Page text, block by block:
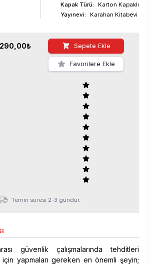
Kapak Türü:
Karton Kapaklı
Yayınevi:
Karahan Kitabevi
290,00₺ Sepete Ekle
Favorilere Ekle
Temin süresi 2-3 gündür.
güvenlik çalışmalarında tehditleri
için yapmaları gereken en önemli şeyin;